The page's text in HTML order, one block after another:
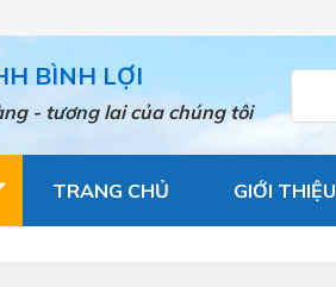
BÌNH LỢI
- tương lai của chúng tôi
TRANG CHỦ GIỚI THIỆU